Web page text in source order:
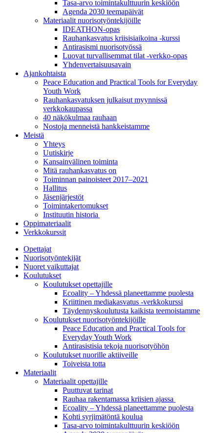
Tasa-arvo toiminta­kulttuurin keskiöön
Agenda 2030 teemapäivät
Materiaalit nuorisotyöntekijöille
IDEATHON-opas
Rauhankasvatus kriisisiaikoina -kurssi
Antirasismi nuorisotyössä
Luovat turvalli­semmat tilat -verkko-opas
Yhdenvertai­suus­avain
Ajankohtaista
Peace Education and Practical Tools for Everyday
Youth Work
Rauhankasvatuksen julkaisut myynnissä
verkkokaupassa
40 näkökulmaa rauhaan
Nostoja menneistä hankkeistamme
Meistä
Yhteys
Uutiskirje
Kansainvälinen toiminta
Mitä rauhankasvatus on
Toiminnan painoisteet 2017–2021
Hallitus
Jäsenjärjestöt
Toimintakertomukset
Instituutin historia
Oppimateriaalit
Verkkokurssit
Opettajat
Nuorisotyöntekijät
Nuoret vaikuttajat
Koulutukset
Koulutukset opettajille
Ecoality – Yhdessä planeettamme puolesta
Kriittinen mediakasvatus -verkkokurssi
Täydennys­koulutusta kaikista teemois­tamme
Koulutukset nuorisotyöntekijöille
Peace Education and Practical Tools for
Everyday Youth Work
Antirasistisia tekoja nuorisotyöhön
Koulutukset nuorille aktiiveille
Toiveista totta
Materiaalit
Materiaalit opettajille
Puuttuvat tarinat
Rauhaa rakentamassa kriisien ajassa
Ecoality – Yhdessä planeettamme puolesta
Kohti syrjimä­töntä koulua
Tasa-arvo toiminta­kulttuurin keskiöön